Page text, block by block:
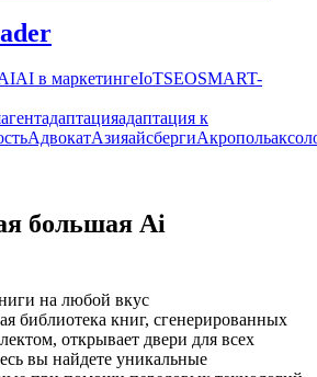
AI в маркетингеIoTSEOSMART-
агентадаптацияадаптация к
АдвокатАзияайсбергиАкрополь
большая Ai
на любой вкус
библиотека книг, сгенерированных
открывает двери для всех
вы найдете уникальные